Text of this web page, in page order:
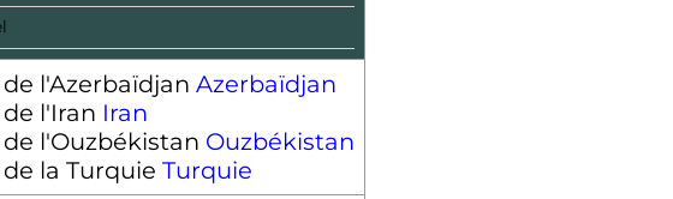
Azerbaïdjan
Iran
Ouzbékistan
Turquie